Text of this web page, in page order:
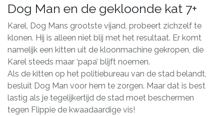
Dog Man en de gekloonde kat 7+
Karel, Dog Mans grootste vijand, probeert zichzelf te
klonen. Hij is alleen niet blij met het resultaat. Er komt
namelijk een kitten uit de kloonmachine gekropen, die
Karel steeds maar ‘papa’ blijft noemen.
Als de kitten op het politiebureau van de stad belandt,
besluit Dog Man voor hem te zorgen. Maar dat is best
lastig als je tegelijkertijd de stad moet beschermen
tegen Flippie de kwaadaardige vis!